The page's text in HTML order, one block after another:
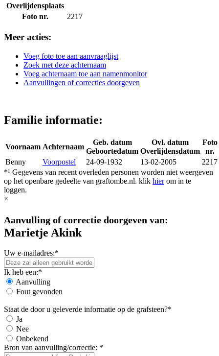
Overlijdensplaats
Foto nr.
2217
Meer acties:
Voeg foto toe aan aanvraaglijst
Zoek met deze achternaam
Voeg achternaam toe aan namenmonitor
Aanvullingen of correcties doorgeven
Familie informatie:
Voornaam Achternaam
Geb. datum
Geboortedatum
Ovl. datum
Overlijdensdatum
Foto
nr.
Benny
Voorpostel 24-09-1932 13-02-2005
2217
*¹ Gegevens van recent overleden personen worden niet weergeven
op het openbare gedeelte van graftombe.nl. klik hierom in te
loggen.
×
Aanvulling of correctie doorgeven van:
Marietje Akink
Uw e-mailadres:*
Ik heb een:*
Aanvulling
Fout gevonden
Staat de door u geleverde informatie op de grafsteen?*
Ja
Nee
Onbekend
Bron van aanvulling/correctie: *